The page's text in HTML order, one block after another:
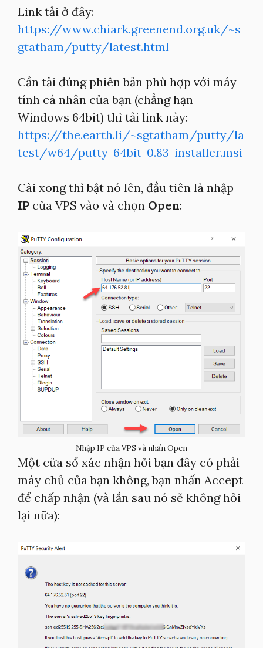
Link tải ở đây:
https://www.chiark.greenend.org.uk/~s
gtatham/putty/latest.html
Cần tải đúng phiên bản phù hợp với máy
tính cá nhân của bạn (chẳng hạn
Windows 64bit) thì tải link này:
https://the.earth.li/~sgtatham/putty/la
test/w64/putty-64bit-0.83-installer.msi
Cài xong thì bật nó lên, đầu tiên là nhập
IP của VPS vào và chọn Open:
Nhập IP của VPS và nhấn Open
Một cửa sổ xác nhận hỏi bạn đây có phải
máy chủ của bạn không, bạn nhấn Accept
để chấp nhận (và lần sau nó sẽ không hỏi
lại nữa):